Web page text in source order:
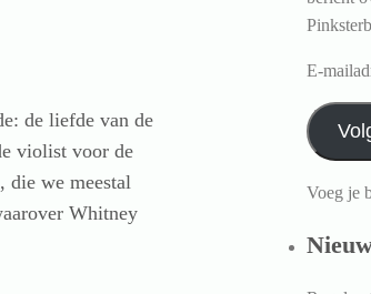
de liefde van de
violist voor de
die we meestal
Whitney
E-
Voeg je